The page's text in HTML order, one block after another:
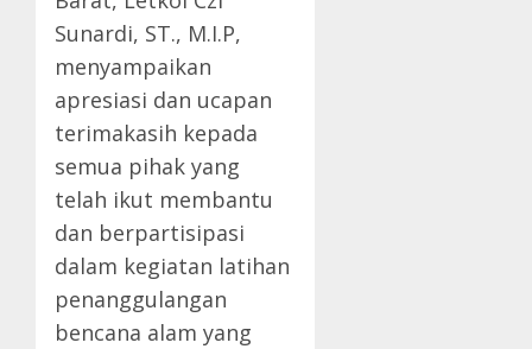
Sunardi, ST., M.I.P,
menyampaikan
apresiasi dan ucapan
terimakasih kepada
semua pihak yang
telah ikut membantu
dan berpartisipasi
dalam kegiatan latihan
penanggulangan
bencana alam yang